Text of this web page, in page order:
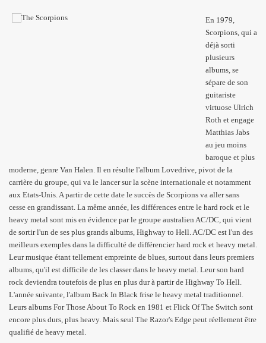
En 1979,
Scorpions, qui a
déjà sorti
plusieurs
albums, se
sépare de son
guitariste
virtuose Ulrich
Roth et engage
Matthias Jabs
au jeu moins
baroque et plus
moderne, genre Van Halen. Il en résulte l'album Lovedrive, pivot de la
carrière du groupe, qui va le lancer sur la scène internationale et notamment
aux Etats-Unis. A partir de cette date le succès de Scorpions va aller sans
cesse en grandissant. La même année, les différences entre le hard rock et le
heavy metal sont mis en évidence par le groupe australien AC/DC, qui vient
de sortir l'un de ses plus grands albums, Highway to Hell. AC/DC est l'un des
meilleurs exemples dans la difficulté de différencier hard rock et heavy metal.
Leur musique étant tellement empreinte de blues, surtout dans leurs premiers
albums, qu'il est difficile de les classer dans le heavy metal. Leur son hard
rock deviendra toutefois de plus en plus dur à partir de Highway To Hell.
L'année suivante, l'album Back In Black frise le heavy metal traditionnel.
Leurs albums For Those About To Rock en 1981 et Flick Of The Switch sont
encore plus durs, plus heavy. Mais seul The Razor's Edge peut réellement être
qualifié de heavy metal.